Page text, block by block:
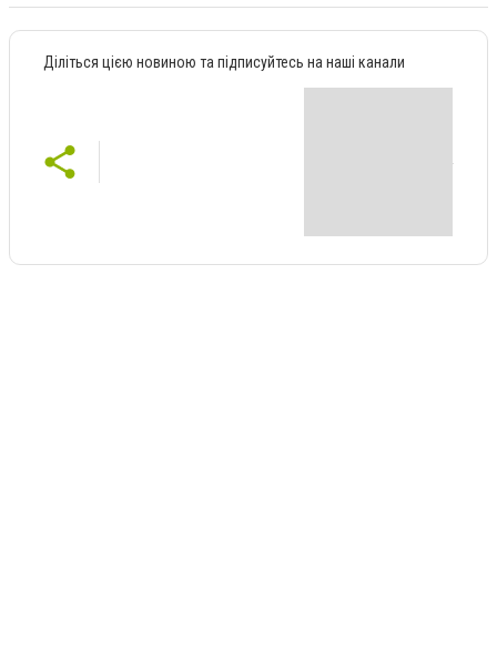
Діліться цією новиною та підписуйтесь на наші канали